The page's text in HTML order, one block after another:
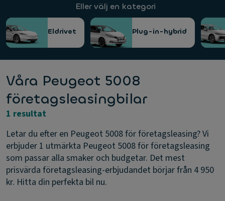
Eller välj en kategori
Eldrivet Plug-in-hybrid
Våra Peugeot 5008
företagsleasingbilar
1 resultat
Letar du efter en Peugeot 5008 för företagsleasing? Vi
erbjuder 1 utmärkta Peugeot 5008 för företagsleasing
som passar alla smaker och budgetar. Det mest
prisvärda företagsleasing-erbjudandet börjar från 4 950
kr. Hitta din perfekta bil nu.